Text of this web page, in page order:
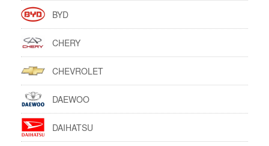
BYD
CHERY
CHEVROLET
DAEWOO
DAIHATSU